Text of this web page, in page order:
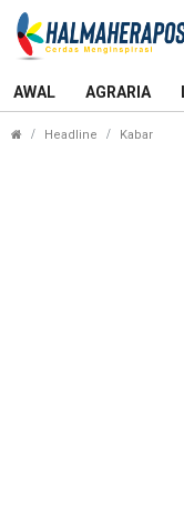
AWAL AGRARIA
Headline Kabar